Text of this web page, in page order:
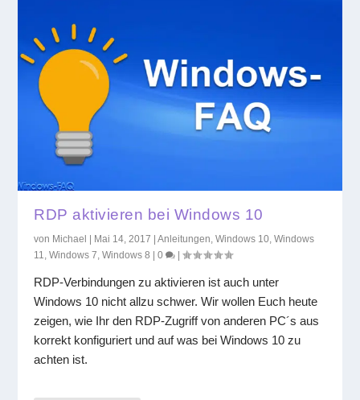
RDP aktivieren bei Windows 10
von Michael Mai 14, 2017 |Anleitungen,Windows 10,Windows
11,Windows 7,Windows 8 |0 |
RDP-Verbindungen zu aktivieren ist auch unter
Windows 10 nicht allzu schwer. Wir wollen Euch heute
zeigen, wie Ihr den RDP-Zugriff von anderen PC´s aus
korrekt konfiguriert und auf was bei Windows 10 zu
achten ist.